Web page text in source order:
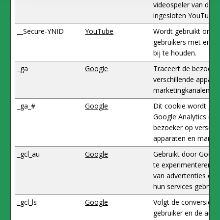
videospeler van de
ingesloten
__Secure-YNID
YouTube
Wordt gebruikt om
gebruikers met
bij te houden.
_ga
Google
Traceert de
verschillende
marketingkanalen.
_ga_#
Google
Dit cookie wordt
Google Analytics en
bezoeker op
apparaten en
_gcl_au
Google
Gebruikt door
te experimenteren
van advertenties op
hun services
_gcl_ls
Google
Volgt de conversie-
gebruiker en de